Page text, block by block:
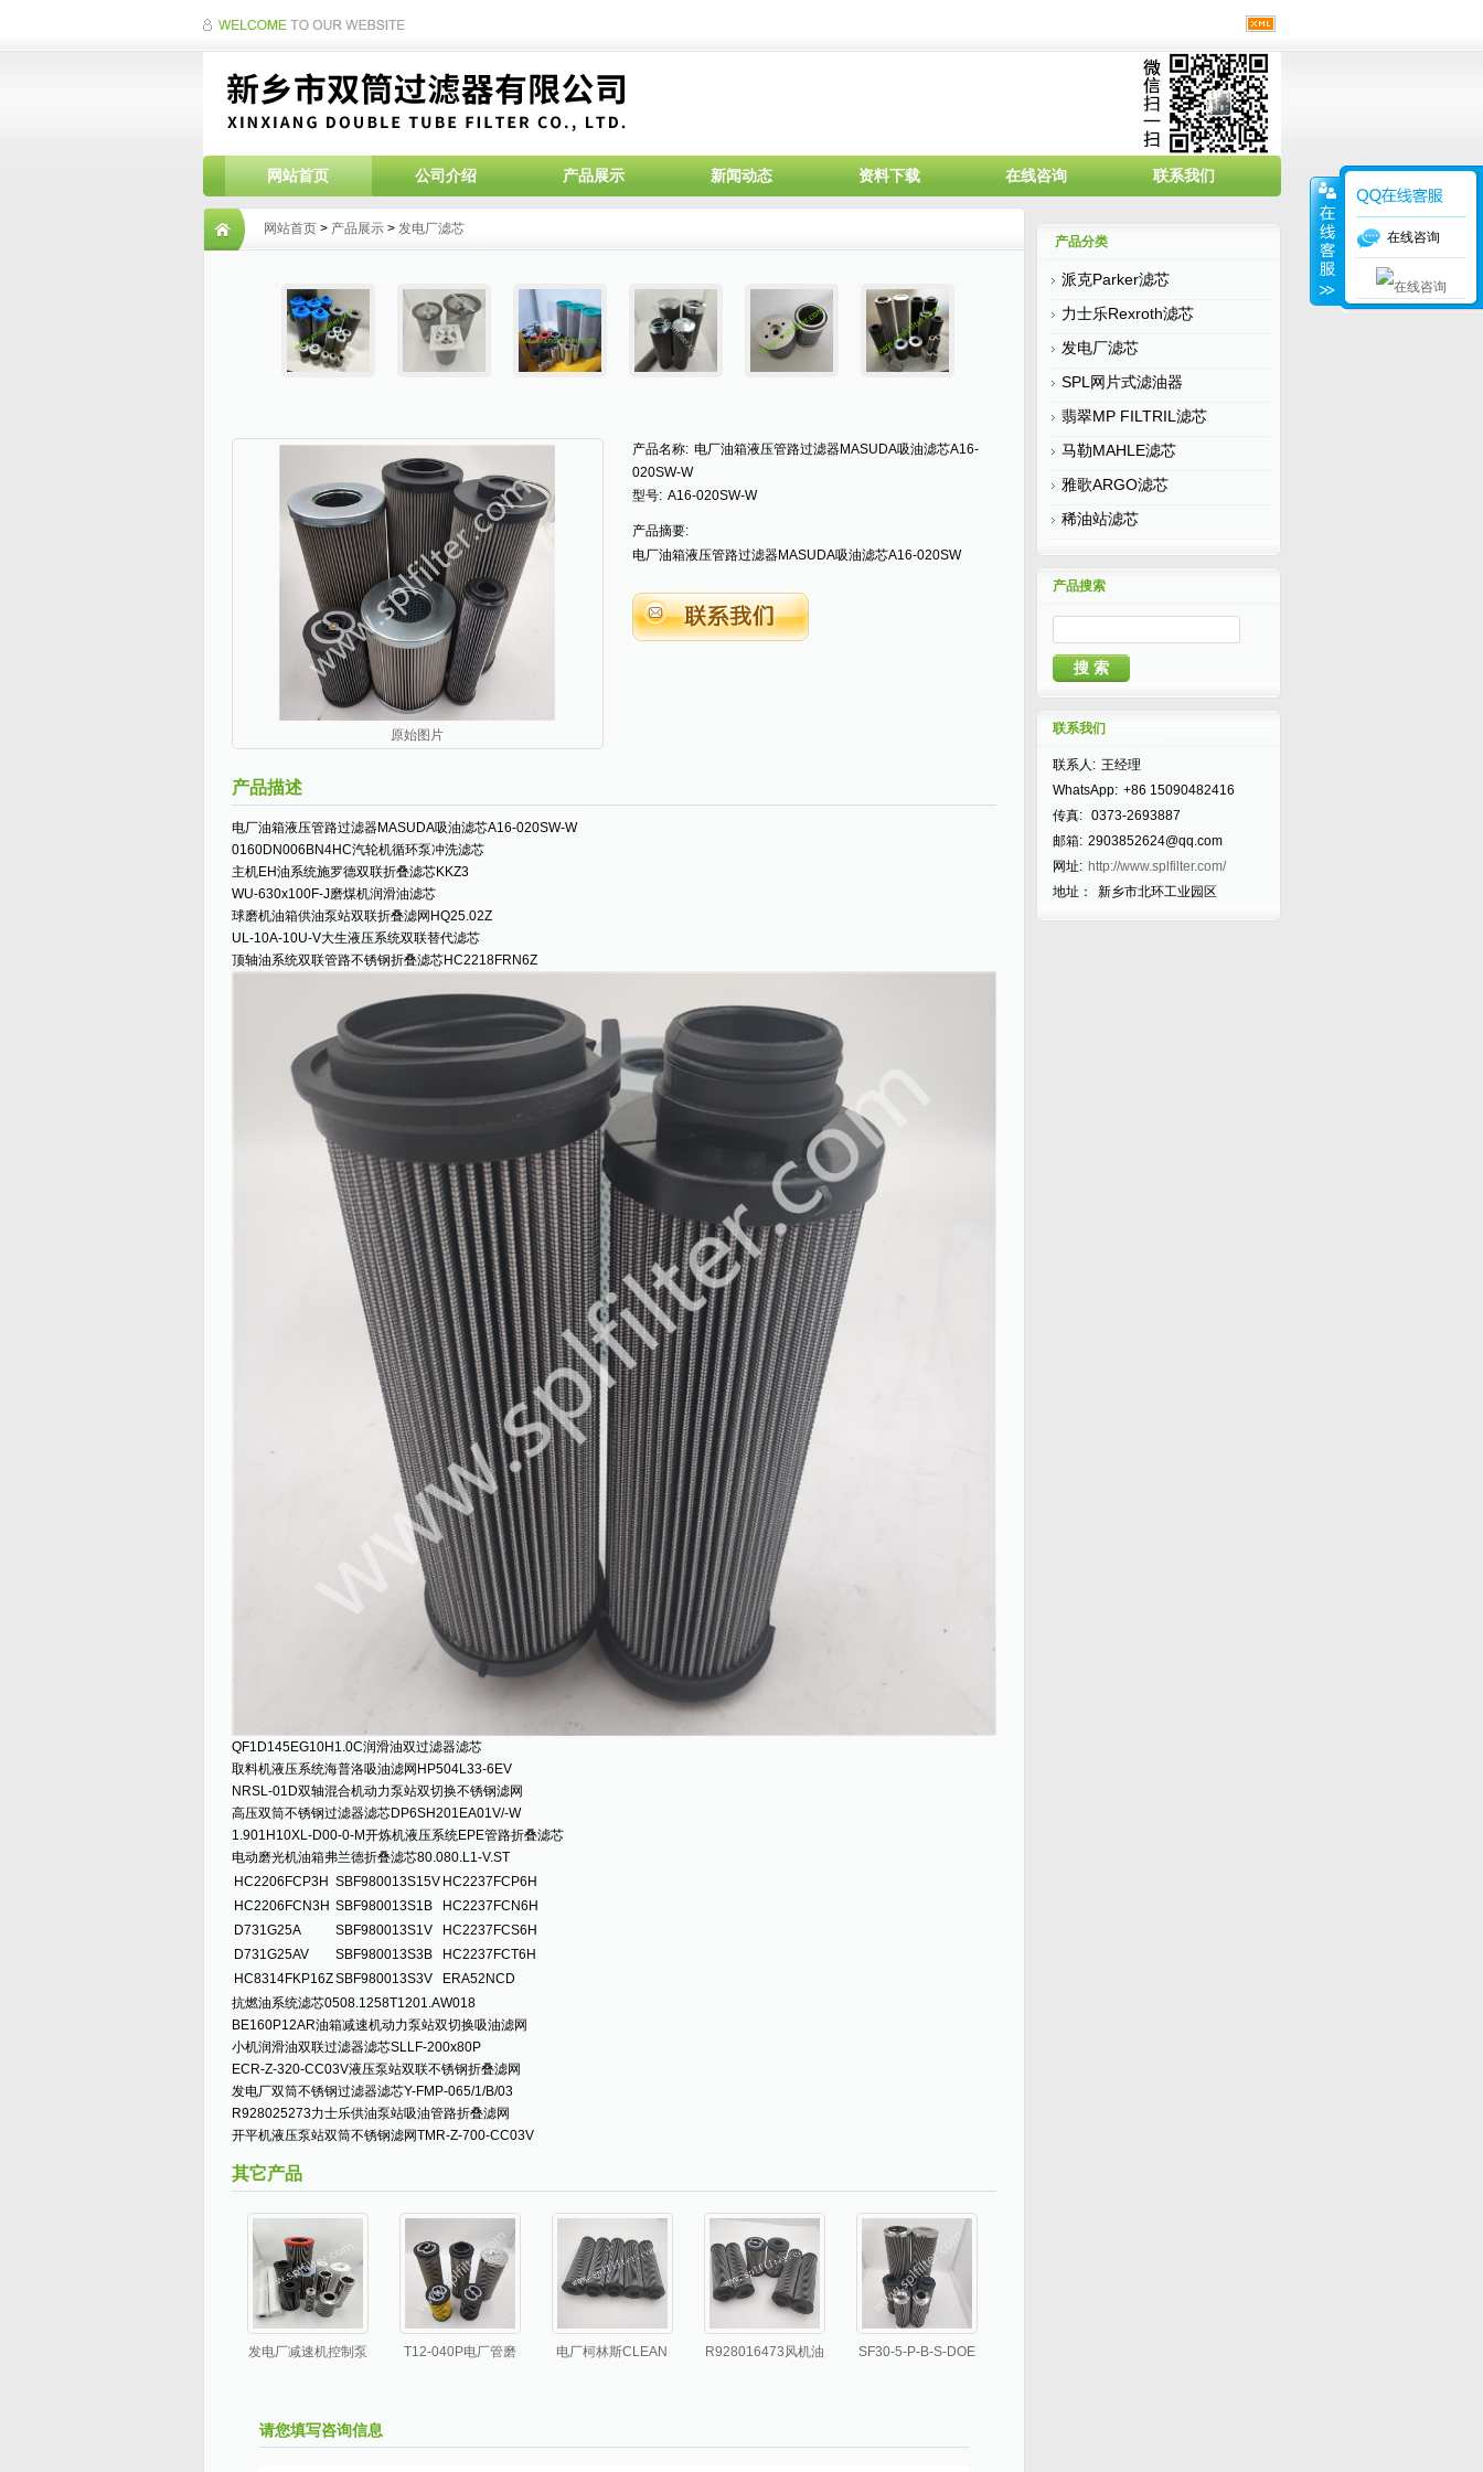
网站首页 公司介绍 产品展示 新闻动态 资料下载 在线咨询 联系我们
网站首页> 产品展示> 发电厂滤芯
原始图片
产品名称: 电厂油箱液压管路过滤器MASUDA吸油滤芯A16-
020SW-W
型号: A16-020SW-W
产品摘要:
电厂油箱液压管路过滤器MASUDA吸油滤芯A16-020SW
产品描述
电厂油箱液压管路过滤器MASUDA吸油滤芯A16-020SW-W
0160DN006BN4HC汽轮机循环泵冲洗滤芯
主机EH油系统施罗德双联折叠滤芯KKZ3
WU-630x100F-J磨煤机润滑油滤芯
球磨机油箱供油泵站双联折叠滤网HQ25.02Z
UL-10A-10U-V大生液压系统双联替代滤芯
顶轴油系统双联管路不锈钢折叠滤芯HC2218FRN6Z
QF1D145EG10H1.0C润滑油双过滤器滤芯
取料机液压系统海普洛吸油滤网HP504L33-6EV
NRSL-01D双轴混合机动力泵站双切换不锈钢滤网
高压双筒不锈钢过滤器滤芯DP6SH201EA01V/-W
1.901H10XL-D00-0-M开炼机液压系统EPE管路折叠滤芯
电动磨光机油箱弗兰德折叠滤芯80.080.L1-V.ST
HC2206FCP3H SBF980013S15V HC2237FCP6H
HC2206FCN3H SBF980013S1B
HC2237FCN6H
D731G25A
SBF980013S1V
HC2237FCS6H
D731G25AV
SBF980013S3B
HC2237FCT6H
HC8314FKP16ZSBF980013S3V
ERA52NCD
抗燃油系统滤芯0508.1258T1201.AW018
BE160P12AR油箱减速机动力泵站双切换吸油滤网
小机润滑油双联过滤器滤芯SLLF-200x80P
ECR-Z-320-CC03V液压泵站双联不锈钢折叠滤网
发电厂双筒不锈钢过滤器滤芯Y-FMP-065/1/B/03
R928025273力士乐供油泵站吸油管路折叠滤网
开平机液压泵站双筒不锈钢滤网TMR-Z-700-CC03V
其它产品
发电厂减速机控制泵
SEA800W080B64A
T12-040P电厂管磨
电厂柯林斯CLEAN
R928016473风机油
SF30-5-P-B-S-DOE
请您填写咨询信息
产品分类
派克Parker滤芯
力士乐Rexroth滤芯
发电厂滤芯
SPL网片式滤油器
翡翠MP FILTRIL滤芯
马勒MAHLE滤芯
雅歌ARGO滤芯
稀油站滤芯
产品搜索
联系我们
联系人: 王经理
WhatsApp: +86 15090482416
传真:
0373-2693887
邮箱: 2903852624@qq.com
网址: http://www.splfilter.com/
地址：
新乡市北环工业园区
在线咨询